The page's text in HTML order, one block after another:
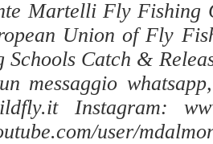
Martelli Fly
Union of Fly
Catch &
messaggio
Instagram:
user/